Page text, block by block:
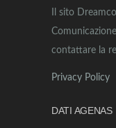
Il sito
contattare la
Privacy Policy
DATI AGENAS